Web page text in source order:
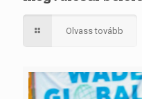
Olvass tovább